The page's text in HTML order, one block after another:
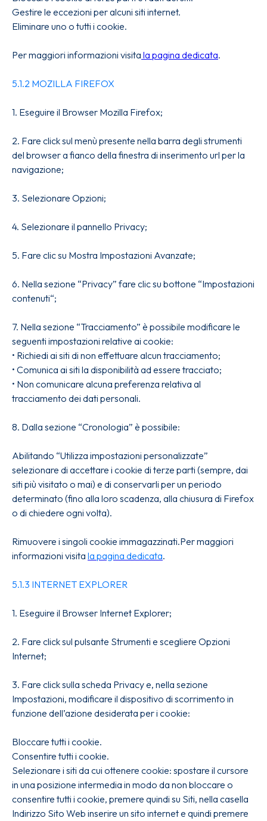
Gestire le eccezioni per alcuni siti internet.
Eliminare uno o tutti i cookie.
Per maggiori informazioni visita la pagina dedicata.
5.1.2 MOZILLA FIREFOX
1. Eseguire il Browser Mozilla Firefox;
2. Fare click sul menù presente nella barra degli strumenti
del browser a fianco della finestra di inserimento url per la
navigazione;
3. Selezionare Opzioni;
4. Selezionare il pannello Privacy;
5. Fare clic su Mostra Impostazioni Avanzate;
6. Nella sezione “Privacy” fare clic su bottone “Impostazioni
contenuti“;
7. Nella sezione “Tracciamento” è possibile modificare le
seguenti impostazioni relative ai cookie:
• Richiedi ai siti di non effettuare alcun tracciamento;
• Comunica ai siti la disponibilità ad essere tracciato;
• Non comunicare alcuna preferenza relativa al
tracciamento dei dati personali.
8. Dalla sezione “Cronologia” è possibile:
Abilitando “Utilizza impostazioni personalizzate”
selezionare di accettare i cookie di terze parti (sempre, dai
siti più visitato o mai) e di conservarli per un periodo
determinato (fino alla loro scadenza, alla chiusura di Firefox
o di chiedere ogni volta).
Rimuovere i singoli cookie immagazzinati.Per maggiori
informazioni visita la pagina dedicata.
5.1.3 INTERNET EXPLORER
1. Eseguire il Browser Internet Explorer;
2. Fare click sul pulsante Strumenti e scegliere Opzioni
Internet;
3. Fare click sulla scheda Privacy e, nella sezione
Impostazioni, modificare il dispositivo di scorrimento in
funzione dell’azione desiderata per i cookie:
Bloccare tutti i cookie.
Consentire tutti i cookie.
Selezionare i siti da cui ottenere cookie: spostare il cursore
in una posizione intermedia in modo da non bloccare o
consentire tutti i cookie, premere quindi su Siti, nella casella
Indirizzo Sito Web inserire un sito internet e quindi premere